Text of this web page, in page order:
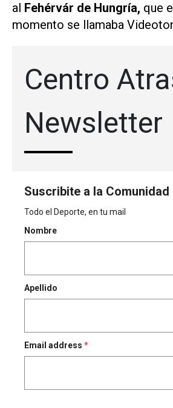
al Fehérvár de Hungría, que
momento se llamaba